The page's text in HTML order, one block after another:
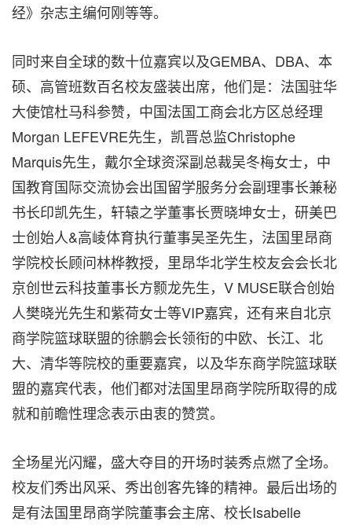
经》杂志主编何刚等等。
同时来自全球的数十位嘉宾以及GEMBA、DBA、本
硕、高管班数百名校友盛装出席，他们是：法国驻华
大使馆杜马科参赞，中国法国工商会北方区总经理
Morgan LEFEVRE先生，凯晋总监Christophe
Marquis先生，戴尔全球资深副总裁吴冬梅女士，中
国教育国际交流协会出国留学服务分会副理事长兼秘
书长印凯先生，轩辕之学董事长贾晓坤女士，研美巴
士创始人&高崚体育执行董事吴圣先生，法国里昂商
学院校长顾问林桦教授，里昂华北学生校友会会长北
京创世云科技董事长方颢龙先生，V MUSE联合创始
人樊晓光先生和紫荷女士等VIP嘉宾，还有来自北京
商学院篮球联盟的徐鹏会长领衔的中欧、长江、北
大、清华等院校的重要嘉宾，以及华东商学院篮球联
盟的嘉宾代表，他们都对法国里昂商学院所取得的成
就和前瞻性理念表示由衷的赞赏。
全场星光闪耀，盛大夺目的开场时装秀点燃了全场。
校友们秀出风采、秀出创客先锋的精神。 最后出场的
是有法国里昂商学院董事会主席、校长Isabelle